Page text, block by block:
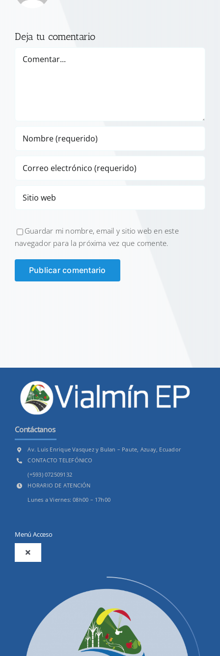
Deja tu comentario
Guardar mi nombre, email y sitio web en este
navegador para la próxima vez que comente.
Contáctanos
Av. Luis Enrique Vasquez y Bulan – Paute, Azuay, Ecuador
CONTACTO TELEFÓNICO
(+593) 072509132
HORARIO DE ATENCIÓN
Lunes a Viernes: 08h00 – 17h00
Menú Acceso
Toggle
Productos y Servicios
Convocatorias Precalificación